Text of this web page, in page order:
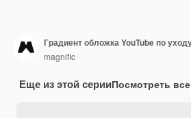
magnific
Еще из этой серииПосмотреть все